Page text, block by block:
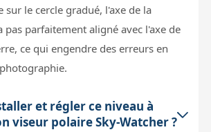
sur le cercle gradué, l'axe de la
pas parfaitement aligné avec l'axe de
ce qui engendre des erreurs en
et régler ce niveau à
viseur polaire Sky-Watcher ?